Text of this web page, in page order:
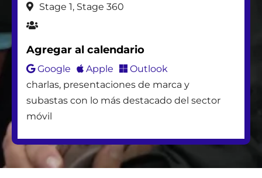
ASOTEC
TIC
Stage 1, Stage 360
Agregar al calendario
Google Apple
Outlook
charlas, presentaciones de marca y
subastas con lo más destacado del sector
móvil